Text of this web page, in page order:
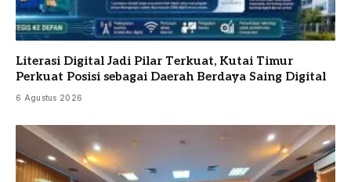
Literasi Digital Jadi Pilar Terkuat, Kutai Timur
Perkuat Posisi sebagai Daerah Berdaya Saing Digital
6 Agustus 2026